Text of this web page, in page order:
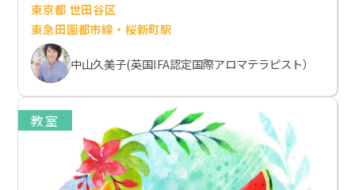
東京都 世田谷区
東急田園都市線・桜新町駅
中山久美子(英国IFA認定国際アロマテラピスト）
教室